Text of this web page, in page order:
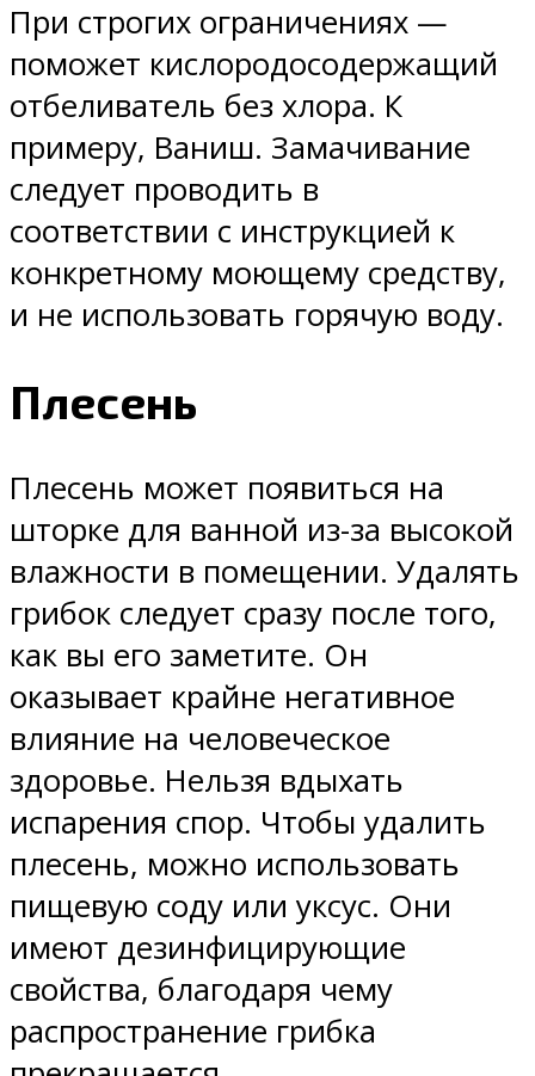
При строгих ограничениях —
поможет кислородосодержащий
отбеливатель без хлора. К
примеру, Ваниш. Замачивание
следует проводить в
соответствии с инструкцией к
конкретному моющему средству,
и не использовать горячую воду.
Плесень
Плесень может появиться на
шторке для ванной из-за высокой
влажности в помещении. Удалять
грибок следует сразу после того,
как вы его заметите. Он
оказывает крайне негативное
влияние на человеческое
здоровье. Нельзя вдыхать
испарения спор. Чтобы удалить
плесень, можно использовать
пищевую соду или уксус. Они
имеют дезинфицирующие
свойства, благодаря чему
распространение грибка